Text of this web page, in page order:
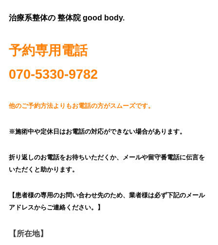
治療系整体の 整体院 good body.
予約専用電話
070‐5330-9782
他のご予約方法よりもお電話の方がスムーズです。
※施術中や定休日はお電話の対応ができない場合があります。
折り返しのお電話をお待ちいただくか、 メールや留守番電話に伝言を
いただくと助かります。
【患者様の専用のお問い合わせ先のため、業者様は必ず下記のメール
アドレスからご連絡ください。】
【所在地】